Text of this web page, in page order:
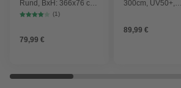
Rund, BxH: 366x76 cm,
blau
(1)
79,99 €
300cm, UV50+,
89,99 €